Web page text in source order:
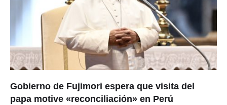
Gobierno de Fujimori espera que visita del
papa motive «reconciliación» en Perú